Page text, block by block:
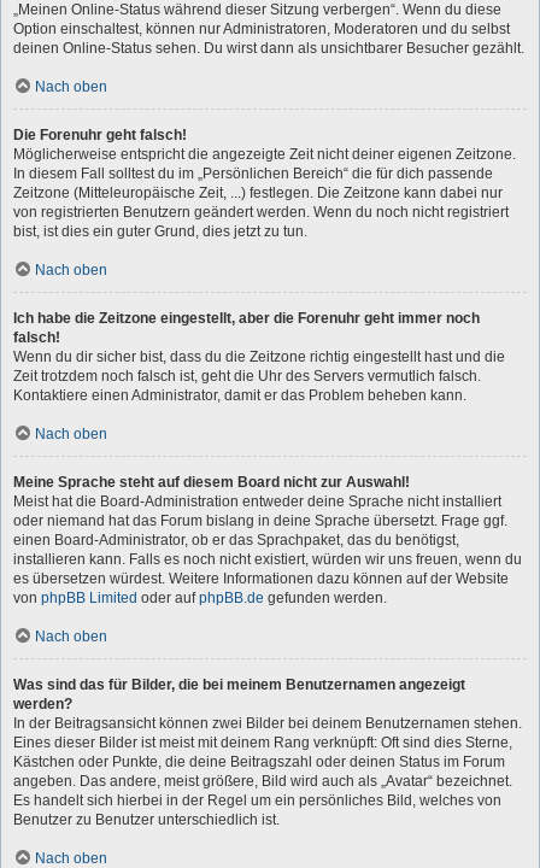
„Meinen Online-Status während dieser Sitzung verbergen“. Wenn du diese
Option einschaltest, können nur Administratoren, Moderatoren und du selbst
deinen Online-Status sehen. Du wirst dann als unsichtbarer Besucher gezählt.
Nach oben
Die Forenuhr geht falsch!
Möglicherweise entspricht die angezeigte Zeit nicht deiner eigenen Zeitzone.
In diesem Fall solltest du im „Persönlichen Bereich“ die für dich passende
Zeitzone (Mitteleuropäische Zeit, ...) festlegen. Die Zeitzone kann dabei nur
von registrierten Benutzern geändert werden. Wenn du noch nicht registriert
bist, ist dies ein guter Grund, dies jetzt zu tun.
Nach oben
Ich habe die Zeitzone eingestellt, aber die Forenuhr geht immer noch
falsch!
Wenn du dir sicher bist, dass du die Zeitzone richtig eingestellt hast und die
Zeit trotzdem noch falsch ist, geht die Uhr des Servers vermutlich falsch.
Kontaktiere einen Administrator, damit er das Problem beheben kann.
Nach oben
Meine Sprache steht auf diesem Board nicht zur Auswahl!
Meist hat die Board-Administration entweder deine Sprache nicht installiert
oder niemand hat das Forum bislang in deine Sprache übersetzt. Frage ggf.
einen Board-Administrator, ob er das Sprachpaket, das du benötigst,
installieren kann. Falls es noch nicht existiert, würden wir uns freuen, wenn du
es übersetzen würdest. Weitere Informationen dazu können auf der Website
von phpBB Limited oder aufphpBB.de gefunden werden.
Nach oben
Was sind das für Bilder, die bei meinem Benutzernamen angezeigt
werden?
In der Beitragsansicht können zwei Bilder bei deinem Benutzernamen stehen.
Eines dieser Bilder ist meist mit deinem Rang verknüpft: Oft sind dies Sterne,
Kästchen oder Punkte, die deine Beitragszahl oder deinen Status im Forum
angeben. Das andere, meist größere, Bild wird auch als „Avatar“ bezeichnet.
Es handelt sich hierbei in der Regel um ein persönliches Bild, welches von
Benutzer zu Benutzer unterschiedlich ist.
Nach oben